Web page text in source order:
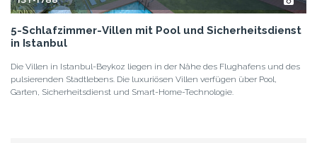
5-Schlafzimmer-Villen mit Pool und Sicherheitsdienst
in Istanbul
Die Villen in Istanbul-Beykoz liegen in der Nähe des Flughafens und des
pulsierenden Stadtlebens. Die luxuriösen Villen verfügen über Pool,
Garten, Sicherheitsdienst und Smart-Home-Technologie.